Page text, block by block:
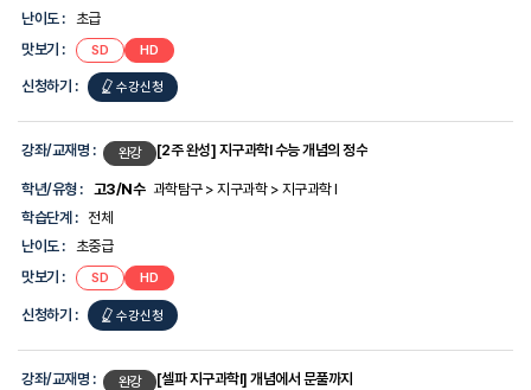
난이도 :
초급
맛보기 :
SD HD
신청하기 : 수강신청
강좌/교재명 : 완강 [2주 완성] 지구과학I 수능 개념의 정수
학년/유형 : 고3/N수 과학탐구 > 지구과학 > 지구과학 I
학습단계 :
전체
난이도 :
초중급
맛보기 :
SD HD
신청하기 : 수강신청
강좌/교재명 : 완강 [셀파 지구과학Ⅰ] 개념에서 문풀까지